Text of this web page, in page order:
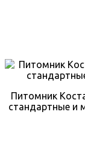
Питомник
стандартные и